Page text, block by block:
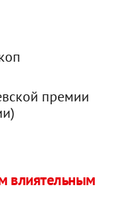
премии
влиятельным